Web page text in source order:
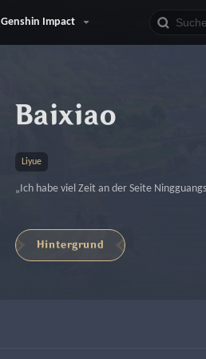
Genshin Impact
Baixiao
Liyue
„Ich habe viel Zeit an der Seite
Hintergrund